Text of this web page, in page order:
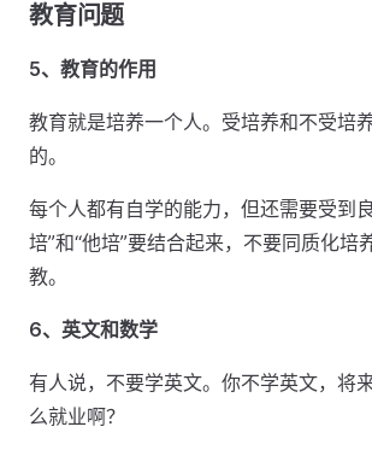
教育问题
5、教育的作用
教育就是培养一个人。受培养和不受培
的。
每个人都有自学的能力，但还需要受到
培”和“他培”要结合起来，不要同质化培
教。
6、英文和数学
有人说，不要学英文。你不学英文，将
么就业啊？